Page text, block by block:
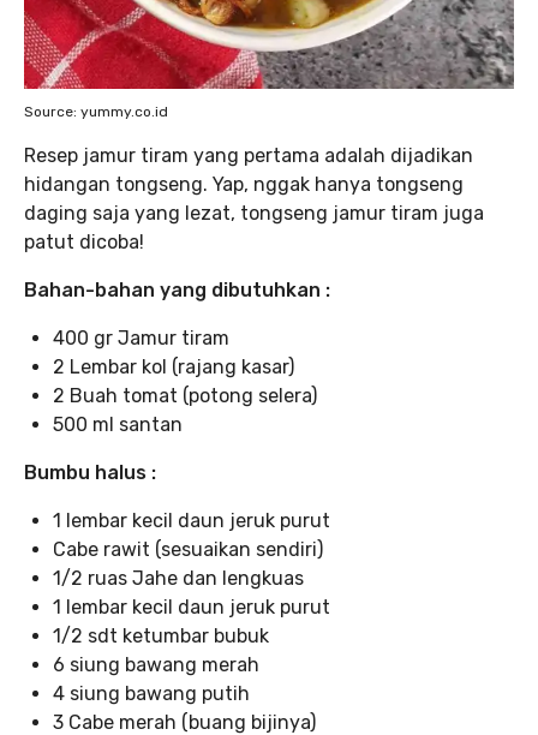
Source: yummy.co.id
Resep jamur tiram yang pertama adalah dijadikan
hidangan tongseng. Yap, nggak hanya tongseng
daging saja yang lezat, tongseng jamur tiram juga
patut dicoba!
Bahan-bahan yang dibutuhkan :
400 gr Jamur tiram
2 Lembar kol (rajang kasar)
2 Buah tomat (potong selera)
500 ml santan
Bumbu halus :
1 lembar kecil daun jeruk purut
Cabe rawit (sesuaikan sendiri)
1/2 ruas Jahe dan lengkuas
1 lembar kecil daun jeruk purut
1/2 sdt ketumbar bubuk
6 siung bawang merah
4 siung bawang putih
3 Cabe merah (buang bijinya)